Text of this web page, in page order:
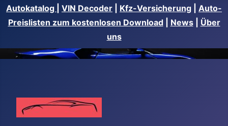
Autokatalog VIN Decoder Kfz-Versicherung
Auto-
Preislisten zum kostenlosen Download| News| Über
uns